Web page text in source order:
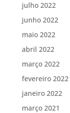
julho 2022
junho 2022
maio 2022
abril 2022
março 2022
fevereiro 2022
janeiro 2022
março 2021